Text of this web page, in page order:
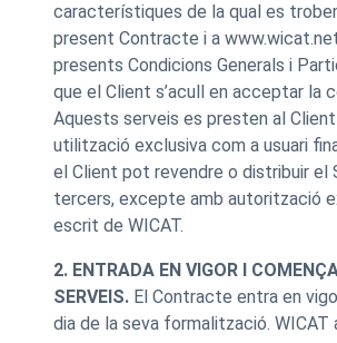
característiques de la qual es
present Contracte i a
presents Condicions Generals i
que el Client s’acull en acceptar la
Aquests serveis es presten al
utilització exclusiva com a usuari
el Client pot revendre o distribuir el
tercers, excepte amb autorització
escrit de WICAT.
2. ENTRADA EN VIGOR I
SERVEIS. El Contracte entra en
dia de la seva formalització. WICAT